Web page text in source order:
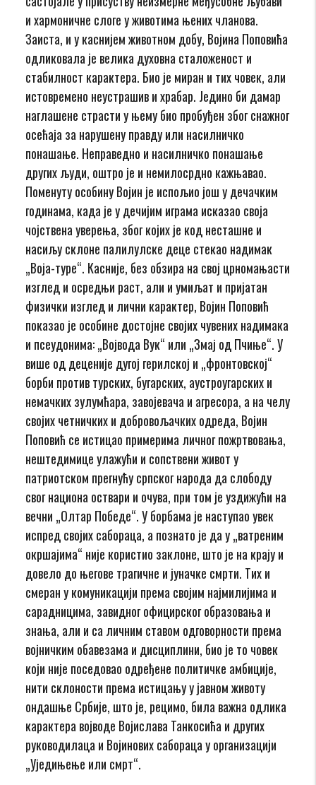
и хармоничне слоге у животима њених чланова.
Заиста, и у каснијем животном добу, Војина Поповића
одликовала је велика духовна сталоженост и
стабилност карактера. Био је миран и тих човек, али
истовремено неустрашив и храбар. Једино би дамар
наглашене страсти у њему био пробуђен због снажног
осећаја за нарушену правду или насилничко
понашање. Неправедно и насилничко понашање
других људи, оштро је и немилосрдно кажњавао.
Поменуту особину Војин је испољио још у дечачким
годинама, када је у дечијим играма исказао своја
чојствена уверења, због којих је код несташне и
насиљу склоне палилулске деце стекао надимак
„Воја-туре“. Касније, без обзира на свој црномањасти
изглед и осредњи раст, али и умиљат и пријатан
физички изглед и лични карактер, Војин Поповић
показао је особине достојне својих чувених надимака
и псеудонима: „Војвода Вук“ или „Змај од Пчиње“. У
више од деценије дугој герилској и „фронтовској“
борби против турских, бугарских, аустроугарских и
немачких зулумћара, завојевача и агресора, а на челу
својих четничких и добровољачких одреда, Војин
Поповић се истицао примерима личног пожртвовања,
нештедимице улажући и сопствени живот у
патриотском прегнућу српског народа да слободу
свог национа оствари и очува, при том је уздижући на
вечни „Олтар Победе“. У борбама је наступао увек
испред својих сабораца, а познато је да у „ватреним
окршајима“ није користио заклоне, што је на крају и
довело до његове трагичне и јуначке смрти. Тих и
смеран у комуникацији према својим најмилијима и
сарадницима, завидног официрског образовања и
знања, али и са личним ставом одговорности према
војничким обавезама и дисциплини, био је то човек
који није поседовао одређене политичке амбиције,
нити склоности према истицању у јавном животу
ондашње Србије, што је, рецимо, била важна одлика
карактера војводе Војислава Танкосића и других
руководилаца и Војинових сабораца у организацији
„Уједињење или смрт“.